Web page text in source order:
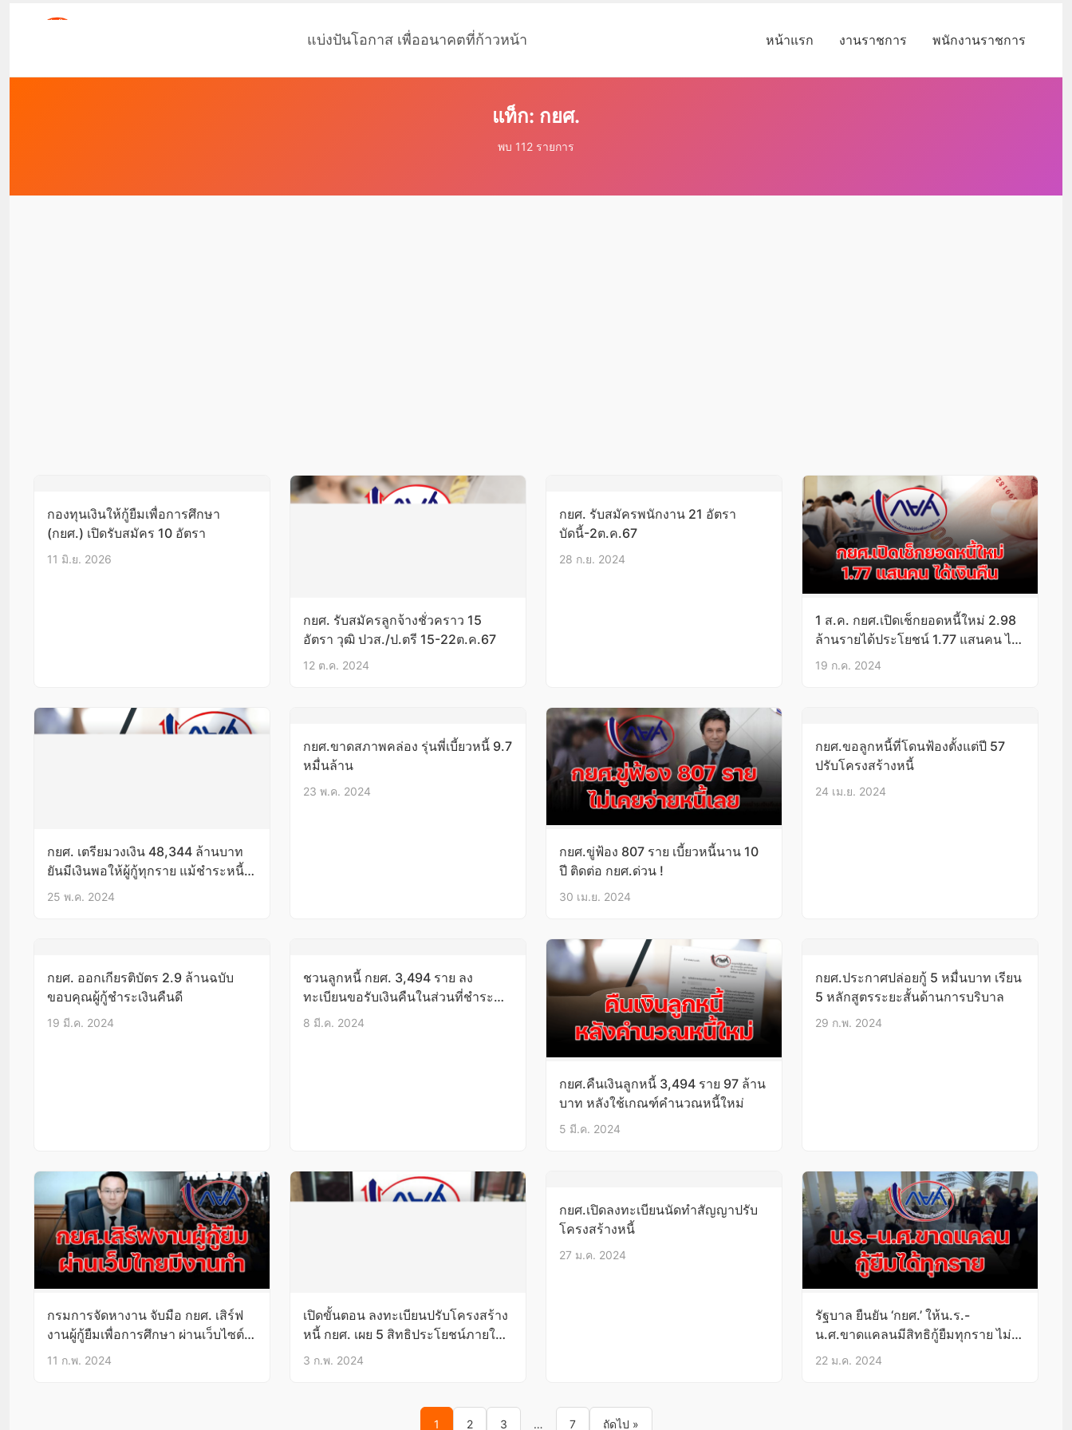
แบ่งปันโอกาส เพื่ออนาคตที่ก้าวหน้า หน้าแรก งานราชการ พนักงานราชการ
แท็ก: กยศ.
พบ 112 รายการ
กองทุนเงินให้กู้ยืมเพื่อการศึกษา
(กยศ.) เปิดรับสมัคร 10 อัตรา
11 มิ.ย. 2026
กยศ. รับสมัครลูกจ้างชั่วคราว 15
อัตรา วุฒิ ปวส./ป.ตรี 15-22ต.ค.67
12 ต.ค. 2024
กยศ. รับสมัครพนักงาน 21 อัตรา
บัดนี้-2ต.ค.67
28 ก.ย. 2024
1 ส.ค. กยศ.เปิดเช็กยอดหนี้ใหม่ 2.98
ล้านรายได้ประโยชน์ 1.77 แสนคน ได้
เงินคืน
19 ก.ค. 2024
กยศ. เตรียมวงเงิน 48,344 ล้านบาท
ยันมีเงินพอให้ผู้กู้ทุกราย แม้ชำระหนี้
ลดลง
25 พ.ค. 2024
กยศ.ขาดสภาพคล่อง รุ่นพี่เบี้ยวหนี้ 9.7
หมื่นล้าน
23 พ.ค. 2024
กยศ.ขู่ฟ้อง 807 ราย เบี้ยวหนี้นาน 10
ปี ติดต่อ กยศ.ด่วน !
30 เม.ย. 2024
กยศ.ขอลูกหนี้ที่โดนฟ้องตั้งแต่ปี 57
ปรับโครงสร้างหนี้
24 เม.ย. 2024
กยศ. ออกเกียรติบัตร 2.9 ล้านฉบับ
ขอบคุณผู้กู้ชำระเงินคืนดี
19 มี.ค. 2024
ชวนลูกหนี้ กยศ. 3,494 ราย ลง
ทะเบียนขอรับเงินคืนในส่วนที่ชำระ
เกิน
8 มี.ค. 2024
กยศ.คืนเงินลูกหนี้ 3,494 ราย 97 ล้าน
บาท หลังใช้เกณฑ์คำนวณหนี้ใหม่
5 มี.ค. 2024
กยศ.ประกาศปล่อยกู้ 5 หมื่นบาท เรียน
5 หลักสูตรระยะสั้นด้านการบริบาล
29 ก.พ. 2024
กรมการจัดหางาน จับมือ กยศ. เสิร์ฟ
งานผู้กู้ยืมเพื่อการศึกษา ผ่านเว็บไซต์
“ไทยมีงานทำ”
11 ก.พ. 2024
เปิดขั้นตอน ลงทะเบียนปรับโครงสร้าง
หนี้ กยศ. เผย 5 สิทธิประโยชน์ภายใต้
สัญญาใหม่
3 ก.พ. 2024
กยศ.เปิดลงทะเบียนนัดทำสัญญาปรับ
โครงสร้างหนี้
27 ม.ค. 2024
รัฐบาล ยืนยัน ‘กยศ.’ ให้น.ร.-
น.ศ.ขาดแคลนมีสิทธิกู้ยืมทุกราย ไม่
ได้ระงับอย่างที่เป็นข่าว
22 ม.ค. 2024
1 2 3 … 7 ถัดไป »